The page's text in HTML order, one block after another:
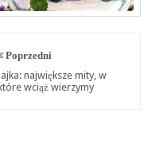
Poprzedni
największe mity, w
które wciąż wierzymy